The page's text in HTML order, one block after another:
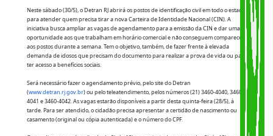
Vagas para agendamento estarão
disponíveis na tarde desta quinta-feira, no
site do departamento e por telefone
Neste sábado (30/5), o Detran RJ abrirá os postos de identificação civil em todo o estado
para atender quem precisa tirar a nova Carteira de Identidade Nacional (CIN). A
iniciativa busca ampliar as vagas de agendamento para a emissão da CIN e dar uma
oportunidade aos que trabalham em horário comercial e não conseguem comparecer
aos postos durante a semana. Tem o objetivo, também, de fazer frente à elevada